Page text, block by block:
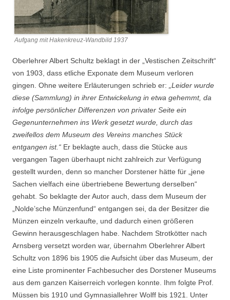
Aufgang mit Hakenkreuz-Wandbild 1937
Oberlehrer Albert Schultz beklagt in der „Vestischen Zeitschrift“
von 1903, dass etliche Exponate dem Museum verloren
gingen. Ohne weitere Erläuterungen schrieb er: „Leider wurde
diese (Sammlung) in ihrer Entwickelung in etwa gehemmt, da
infolge persönlicher Differenzen von privater Seite ein
Gegenunternehmen ins Werk gesetzt wurde, durch das
zweifellos dem Museum des Vereins manches Stück
entgangen ist.“ Er beklagte auch, dass die Stücke aus
vergangen Tagen überhaupt nicht zahlreich zur Verfügung
gestellt wurden, denn so mancher Dorstener hätte für „jene
Sachen vielfach eine übertriebene Bewertung derselben“
gehabt. So beklagte der Autor auch, dass dem Museum der
„Nolde’sche Münzenfund“ entgangen sei, da der Besitzer die
Münzen einzeln verkaufte, und dadurch einen größeren
Gewinn herausgeschlagen habe. Nachdem Strotkötter nach
Arnsberg versetzt worden war, übernahm Oberlehrer Albert
Schultz von 1896 bis 1905 die Aufsicht über das Museum, der
eine Liste prominenter Fachbesucher des Dorstener Museums
aus dem ganzen Kaiserreich vorlegen konnte. Ihm folgte Prof.
Müssen bis 1910 und Gymnasiallehrer Wolff bis 1921. Unter